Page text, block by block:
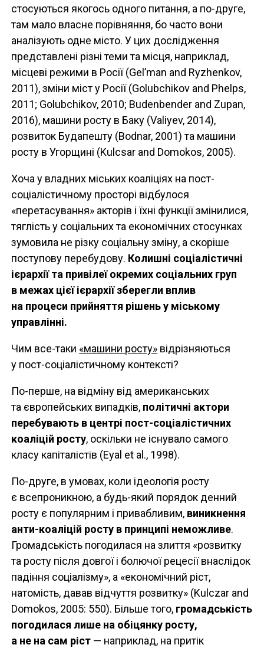
стосуються якогось одного питання, а по-друге,
там мало власне порівняння, бо часто вони
аналізують одне місто. У цих дослідження
представлені різні теми та місця, наприклад,
місцеві режими в Росії (Gel’man and Ryzhenkov,
2011), зміни міст у Росії (Golubchikov and Phelps,
2011; Golubchikov, 2010; Budenbender and Zupan,
2016), машини росту в Баку (Valiyev, 2014),
розвиток Будапешту (Bodnar, 2001) та машини
росту в Угорщині (Kulcsar and Domokos, 2005).
Хоча у владних міських коаліціях на пост-
соціалістичному просторі відбулося
«перетасування» акторів і їхні функції змінилися,
тяглість у соціальних та економічних стосунках
зумовила не різку соціальну зміну, а скоріше
поступову перебудову. Колишні соціалістичні
ієрархії та привілеї окремих соціальних груп
в межах цієї ієрархії зберегли вплив
на процеси прийняття рішень у міському
управлінні.
Чим все-таки «машини росту» відрізняються
у пост-соціалістичному контексті?
По-перше, на відміну від американських
та європейських випадків, політичні актори
перебувають в центрі пост-соціалістичних
коаліцій росту, оскільки не існувало самого
класу капіталістів (Eyal et al., 1998).
По-друге, в умовах, коли ідеологія росту
є всепроникною, а будь-який порядок денний
росту є популярним і привабливим, виникнення
анти-коаліцій росту в принципі неможливе.
Громадськість погодилася на злиття «розвитку
та росту після довгої і болючої рецесії внаслідок
падіння соціалізму», а «економічний ріст,
натомість, давав відчуття розвитку» (Kulczar and
Domokos, 2005: 550). Більше того, громадськість
погодилася лише на обіцянку росту,
а не на сам ріст — наприклад, на притік